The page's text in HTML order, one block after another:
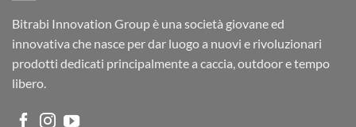
Bitrabi Innovation Group è una società giovane ed
innovativa che nasce per dar luogo a nuovi e rivoluzionari
prodotti dedicati principalmente a caccia, outdoor e tempo
libero.